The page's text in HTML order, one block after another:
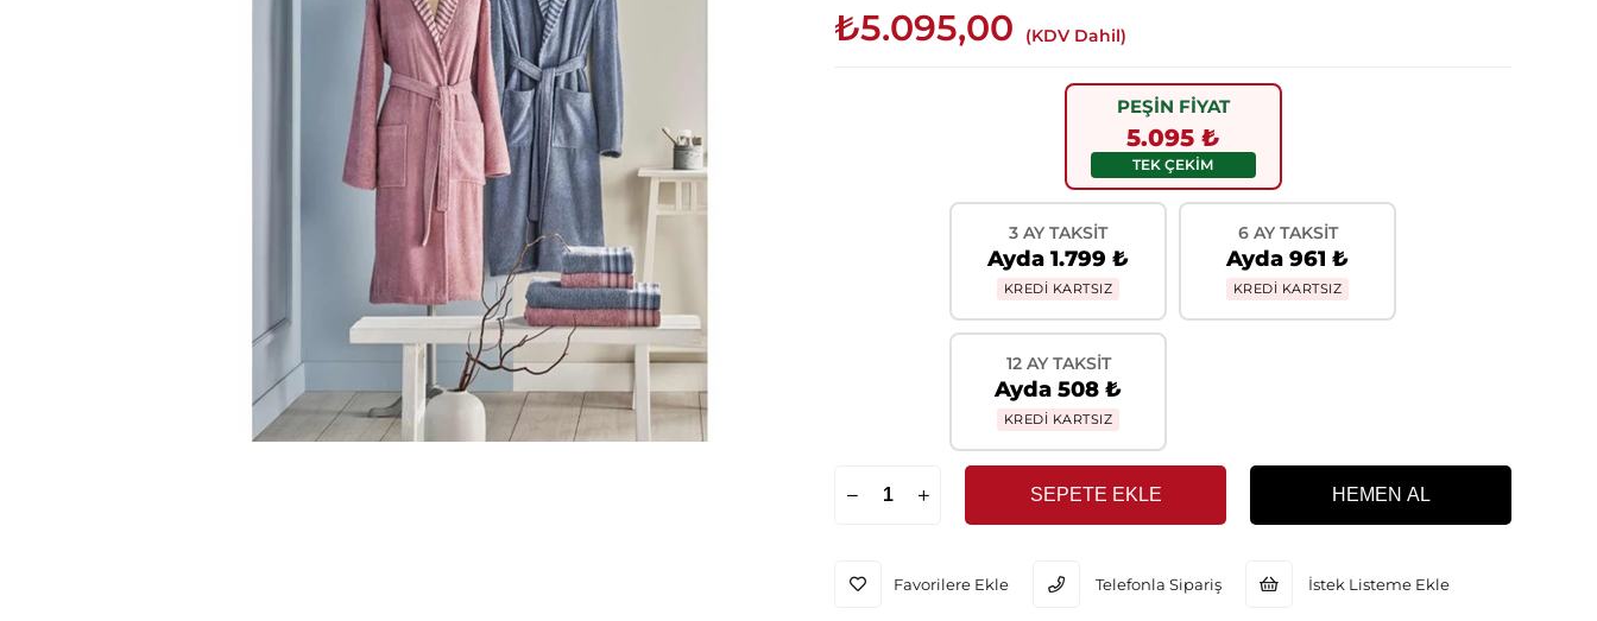
₺5.095,00 (KDV Dahil)
PEŞİN FİYAT
5.095 ₺
TEK ÇEKİM
3 AY TAKSIT
Ayda 1.799 ₺
KREDİ KARTSIZ
6 AY TAKSIT
Ayda 961 ₺
KREDİ KARTSIZ
12 AY TAKSIT
Ayda 508 ₺
KREDİ KARTSIZ
Favorilere Ekle Telefonla Sipariş İstek Listeme Ekle